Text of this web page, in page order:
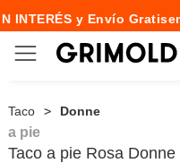
INTERÉS y Envío Gratis
Taco Donne
a pie
Taco a pie Rosa Donne